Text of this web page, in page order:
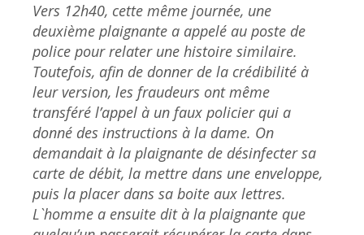
Vers 12h40, cette même journée, une
deuxième plaignante a appelé au poste de
police pour relater une histoire similaire.
Toutefois, afin de donner de la crédibilité à
leur version, les fraudeurs ont même
transféré l’appel à un faux policier qui a
donné des instructions à la dame. On
demandait à la plaignante de désinfecter sa
carte de débit, la mettre dans une enveloppe,
puis la placer dans sa boite aux lettres.
L`homme a ensuite dit à la plaignante que